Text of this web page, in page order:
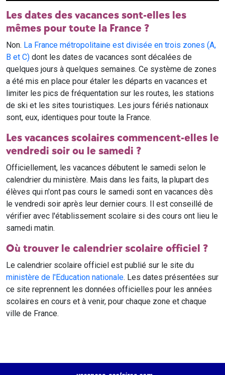
Les dates des vacances sont-elles les
mêmes pour toute la France ?
Non. La France métropolitaine est divisée en trois zones (A,
B et C) dont les dates de vacances sont décalées de
quelques jours à quelques semaines. Ce système de zones
a été mis en place pour étaler les départs en vacances et
limiter les pics de fréquentation sur les routes, les stations
de ski et les sites touristiques. Les jours fériés nationaux
sont, eux, identiques pour toute la France.
Les vacances scolaires commencent-elles le
vendredi soir ou le samedi ?
Officiellement, les vacances débutent le samedi selon le
calendrier du ministère. Mais dans les faits, la plupart des
élèves qui n'ont pas cours le samedi sont en vacances dès
le vendredi soir après leur dernier cours. Il est conseillé de
vérifier avec l'établissement scolaire si des cours ont lieu le
samedi matin.
Où trouver le calendrier scolaire officiel ?
Le calendrier scolaire officiel est publié sur le site du
ministère de l'Education nationale. Les dates présentées sur
ce site reprennent les données officielles pour les années
scolaires en cours et à venir, pour chaque zone et chaque
ville de France.